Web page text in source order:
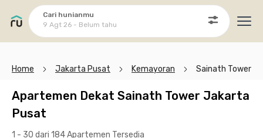
Cari hunianmu
9 Agt 26 - Belum tahu
Home Jakarta Pusat Kemayoran Sainath Tower
Apartemen Dekat Sainath Tower Jakarta
Pusat
1 - 30 dari 184 Apartemen Tersedia